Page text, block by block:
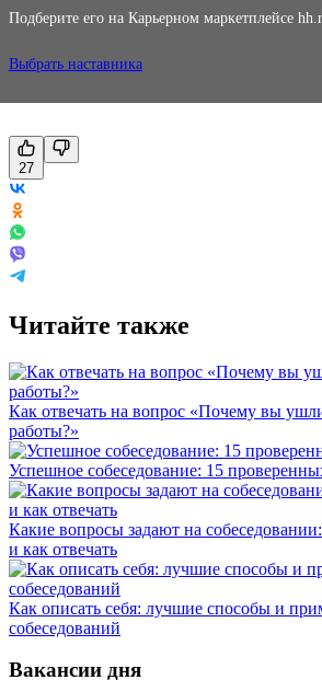
Подберите его на Карьерном маркетплейсе
Выбрать наставника
27
Читайте также
Как отвечать на вопрос «Почему вы
работы?»
Успешное собеседование: 15
Какие вопросы задают на
и как отвечать
Как описать себя: лучшие способы и
собеседований
Вакансии дня